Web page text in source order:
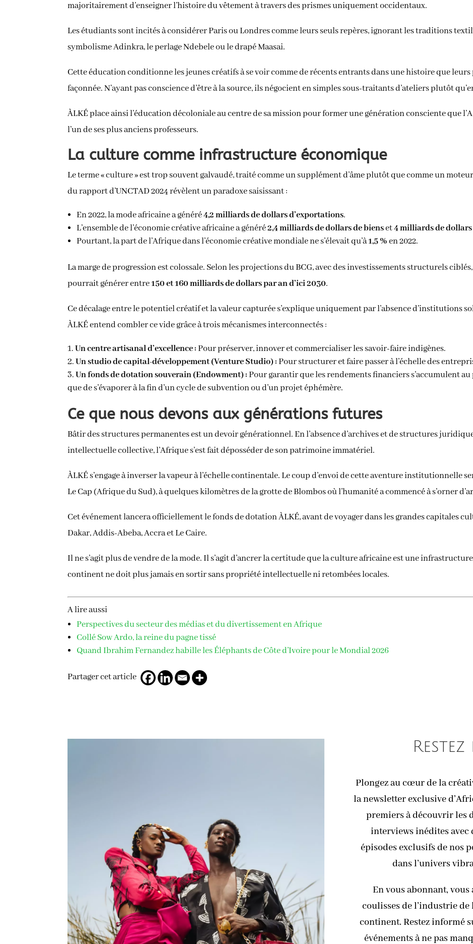
majoritairement d’enseigner l’histoire du vêtement à travers des prismes uniquement occidentaux.
Les étudiants sont incités à considérer Paris ou Londres comme leurs seuls repères, ignorant les traditions
symbolisme Adinkra, le perlage Ndebele ou le drapé Maasai.
Cette éducation conditionne les jeunes créatifs à se voir comme de récents entrants dans une histoire que
façonnée. N’ayant pas conscience d’être à la source, ils négocient en simples sous-traitants d’ateliers plutôt
ÀLKÉ place ainsi l’éducation décoloniale au centre de sa mission pour former une génération consciente que
l’un de ses plus anciens professeurs.
La culture comme infrastructure économique
Le terme « culture » est trop souvent galvaudé, traité comme un supplément d’âme plutôt que comme un
du rapport d’UNCTAD 2024 révèlent un paradoxe saisissant :
En 2022, la mode africaine a généré4,2 milliards de dollars d’exportations.
L’ensemble de l’économie créative africaine a généré2,4 milliards de dollars de bienset4 milliards de dollars
Pourtant, la part de l’Afrique dans l’économie créative mondiale ne s’élevait qu’à1,5 %en 2022.
La marge de progression est colossale. Selon les projections du BCG, avec des investissements structurels
pourrait générer entre150 et 160 milliards de dollars par an d’ici 2030.
Ce décalage entre le potentiel créatif et la valeur capturée s’explique uniquement par l’absence d’institutions
ÀLKÉ entend combler ce vide grâce à trois mécanismes interconnectés :
Un centre artisanal d’excellence :Pour préserver, innover et commercialiser les savoir-faire indigènes.
Un studio de capital-développement (Venture Studio) :Pour structurer et faire passer à l’échelle des
Un fonds de dotation souverain (Endowment) :Pour garantir que les rendements financiers s’accumulent
que de s’évaporer à la fin d’un cycle de subvention ou d’un projet éphémère.
Ce que nous devons aux générations futures
Bâtir des structures permanentes est un devoir générationnel. En l’absence d’archives et de structures
intellectuelle collective, l’Afrique s’est fait déposséder de son patrimoine immatériel.
ÀLKÉ s’engage à inverser la vapeur à l’échelle continentale. Le coup d’envoi de cette aventure institutionnelle
Le Cap (Afrique du Sud), à quelques kilomètres de la grotte de Blombos où l’humanité a commencé à s’orner
Cet événement lancera officiellement le fonds de dotation ÀLKÉ, avant de voyager dans les grandes capitales
Dakar, Addis-Abeba, Accra et Le Caire.
Il ne s’agit plus de vendre de la mode. Il s’agit d’ancrer la certitude que la culture africaine est une
continent ne doit plus jamais en sortir sans propriété intellectuelle ni retombées locales.
A lire aussi
Perspectives du secteur des médias et du divertissement en Afrique
Collé Sow Ardo, la reine du pagne tissé
Quand Ibrahim Fernandez habille les Éléphants de Côte d’Ivoire pour le Mondial 2026
Partager cet article
Plongez au cœur de la
la newsletter exclusive
premiers à découvrir les
interviews inédites avec
épisodes exclusifs de nos
dans l’univers
En vous abonnant,
coulisses de l’industrie de
continent. Restez informé
événements à ne pas